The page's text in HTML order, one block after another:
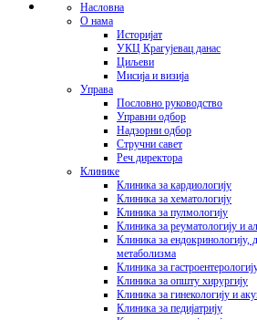
Насловна
О нама
Историјат
УКЦ Крагујевац данас
Циљеви
Мисија и визија
Управа
Пословно руководство
Управни одбор
Надзорни одбор
Стручни савет
Реч директора
Клинике
Клиника за кардиологију
Клиника за хематологију
Клиника за пулмологију
Клиника за реуматологију и
Клиника за ендокринологију,
метаболизма
Клиника за
Клиника за општу хирургију
Клиника за гинекологију и
Клиника за педијатрију